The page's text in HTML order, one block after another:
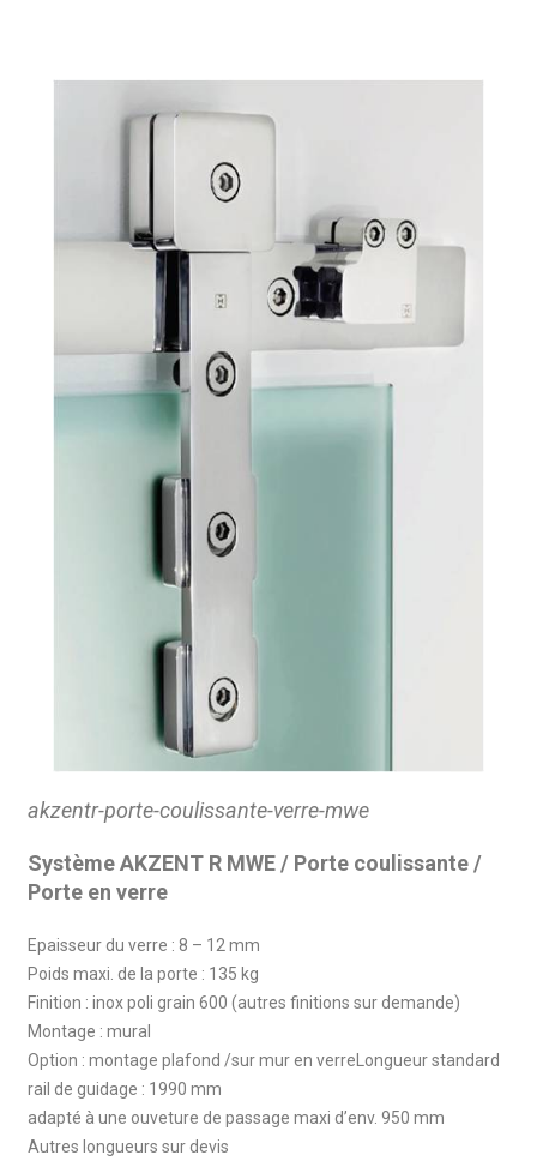
akzentr-porte-coulissante-verre-mwe
Système AKZENT R MWE / Porte coulissante /
Porte en verre
Epaisseur du verre : 8 – 12 mm
Poids maxi. de la porte : 135 kg
Finition : inox poli grain 600 (autres finitions sur demande)
Montage : mural
Option : montage plafond /sur mur en verreLongueur standard
rail de guidage : 1990 mm
adapté à une ouveture de passage maxi d’env. 950 mm
Autres longueurs sur devis